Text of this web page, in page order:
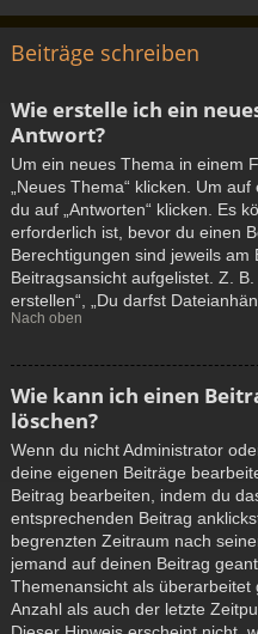
Beiträge schreiben
Wie erstelle ich ein
Antwort?
Um ein neues Thema in einem
„Neues Thema“ klicken. Um
du auf „Antworten“ klicken. Es
erforderlich ist, bevor du einen
Berechtigungen sind jeweils
Beitragsansicht aufgelistet. Z.
erstellen“, „Du darfst
Nach oben
Wie kann ich einen
löschen?
Wenn du nicht Administrator
deine eigenen Beiträge
Beitrag bearbeiten, indem du
entsprechenden Beitrag
begrenzten Zeitraum nach
jemand auf deinen Beitrag
Themenansicht als überarbeitet
Anzahl als auch der letzte